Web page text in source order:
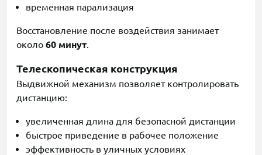
временная парализация
Восстановление после воздействия занимает
около 60 минут.
Телескопическая конструкция
Выдвижной механизм позволяет контролировать
дистанцию:
увеличенная длина для безопасной дистанции
быстрое приведение в рабочее положение
эффективность в уличных условиях